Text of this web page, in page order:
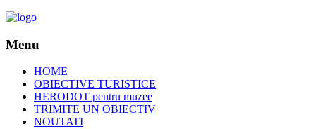
Menu
HOME
OBIECTIVE TURISTICE
HERODOT pentru muzee
TRIMITE UN OBIECTIV
NOUTATI